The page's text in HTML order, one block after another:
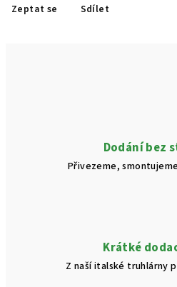
Zeptat se Sdílet
Dodání bez
Přivezeme,
Krátké
Z naší italské truhlárny